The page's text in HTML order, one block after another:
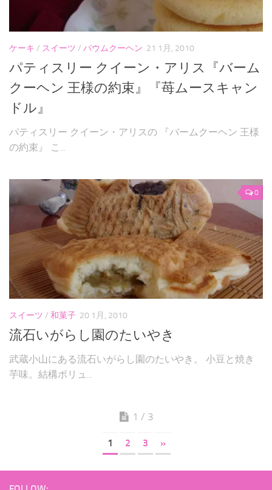
ケーキ / スイーツ / バウムクーヘン 21 1月, 2010
パティスリー クイーン・アリス『バーム
クーヘン 王様の約束』『苺ムースキャン
ドル』
パティスリー クイーン・アリスの 『バームクーヘン 王様
の約束』 こ...
0
スイーツ / 和菓子 20 1月, 2010
流石いがらし園のたいやき
武蔵小山にある流石いがらし園のたいやき。 小豆と焼き
芋味。結構ボリュ...
1 / 3
1 2 3 »